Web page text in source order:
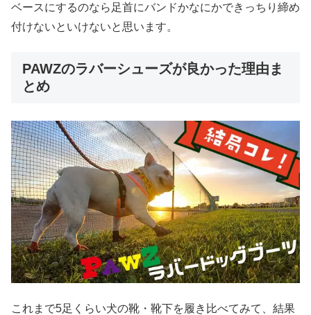
ベースにするのなら足首にバンドかなにかできっちり締め
付けないといけないと思います。
PAWZのラバーシューズが良かった理由ま
とめ
これまで5足くらい犬の靴・靴下を履き比べてみて、結果